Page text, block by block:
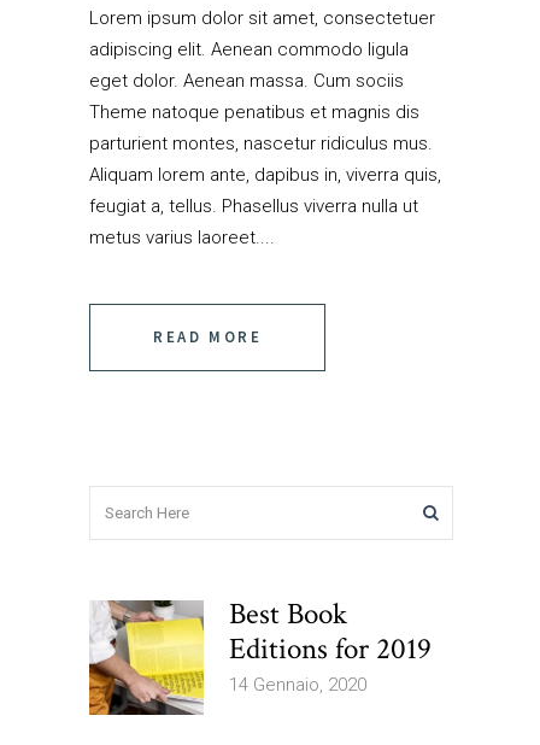
Lorem ipsum dolor sit amet, consectetuer
adipiscing elit. Aenean commodo ligula
eget dolor. Aenean massa. Cum sociis
Theme natoque penatibus et magnis dis
parturient montes, nascetur ridiculus mus.
Aliquam lorem ante, dapibus in, viverra quis,
feugiat a, tellus. Phasellus viverra nulla ut
metus varius laoreet....
READ MORE
Best Book
Editions for 2019
14 Gennaio, 2020